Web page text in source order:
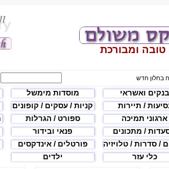
ומבורכת
בחלון חדש
בנקים ואשראי מוסדות מימשל
/ תיירות קניות / עסקים / קופונים
ארגוני תמיכה ספורט / הגרלות
/ מתכונים פנאי ובידור
/ סדרות / טלויזיה פורטלים / אינדקסים
כלי עזר ילדים